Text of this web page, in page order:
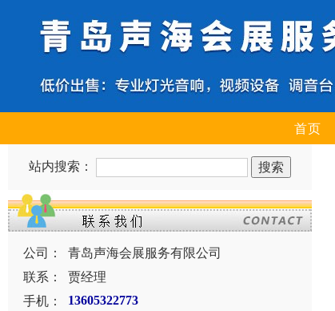
首页
站内搜索：
公司：
青岛声海会展服务有限公司
联系：
贾经理
手机：
13605322773